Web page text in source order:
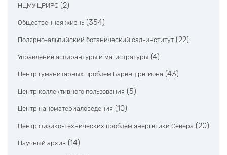
НЦМУ ЦРИРС (2)
Общественная жизнь (354)
Полярно-альпийский ботанический сад-институт (22)
Управление аспирантуры и магистратуры (4)
Центр гуманитарных проблем Баренц региона (43)
Центр коллективного пользования (5)
Центр наноматериаловедения (10)
Центр физико-технических проблем энергетики Севера (20)
Научный архив (14)